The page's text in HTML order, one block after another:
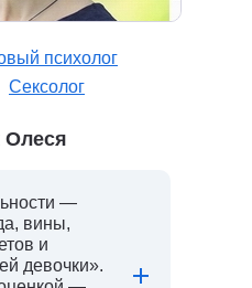
психолог
Сексолог
Олеся
—
вины,
и
девочки».